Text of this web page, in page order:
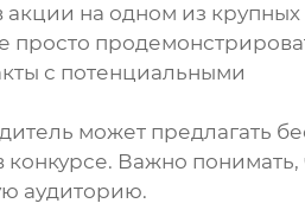
на одном из крупных
с потенциальными
может предлагать
Важно понимать,
аудиторию.